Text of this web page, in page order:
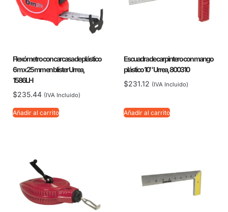
Flexómetro con carcasa de plástico
6 m x 25 mm en blíster Urrea,
1586LH
$235.44 (IVA Incluido)
Añadir al carrito
Escuadra de carpintero con mango
plástico 10″ Urrea, 800310
$231.12 (IVA Incluido)
Añadir al carrito